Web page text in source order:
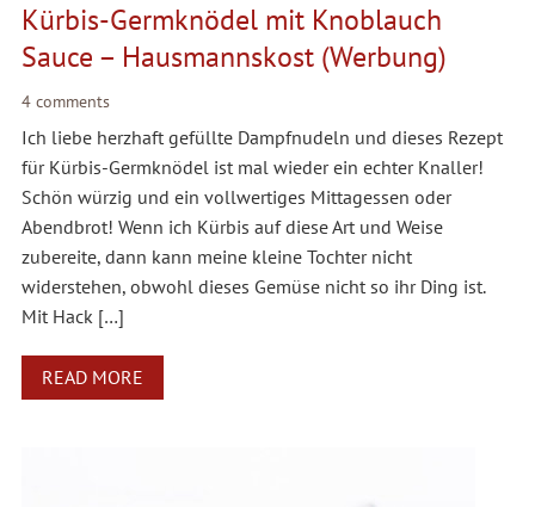
Kürbis-Germknödel mit Knoblauch
Sauce – Hausmannskost (Werbung)
4 comments
Ich liebe herzhaft gefüllte Dampfnudeln und dieses Rezept
für Kürbis-Germknödel ist mal wieder ein echter Knaller!
Schön würzig und ein vollwertiges Mittagessen oder
Abendbrot! Wenn ich Kürbis auf diese Art und Weise
zubereite, dann kann meine kleine Tochter nicht
widerstehen, obwohl dieses Gemüse nicht so ihr Ding ist.
Mit Hack […]
READ MORE